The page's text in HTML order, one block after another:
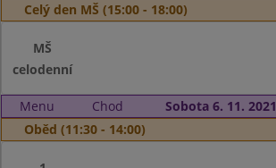
Celý den MŠ (15:00 - 18:00)
MŠ
celodenní
Menu Chod
Sobota 6. 11. 2021
Oběd (11:30 - 14:00)